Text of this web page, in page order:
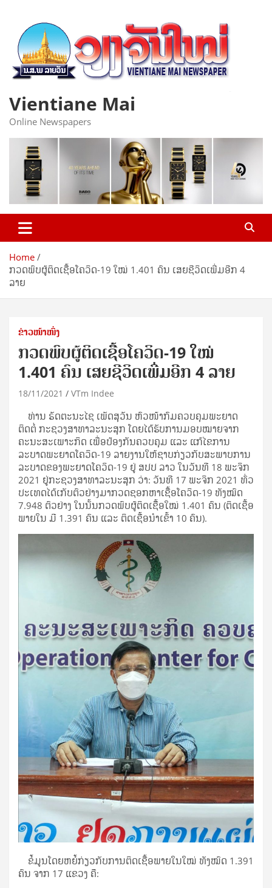
content
Vientiane Mai
Online Newspapers
Home
ກວດພົບຜູ້ຕິດເຊືື້ອໂຄວິດ-19 ໃໝ່ 1.401 ຄົນ ເສຍຊີວິດເພີ່ມອີກ 4
ລາຍ
ຂ່າວໜ້າໜຶ່ງ
ກວດພົບຜູ້ຕິດເຊືື້ອໂຄວິດ-19 ໃໝ່
1.401 ຄົນ ເສຍຊີວິດເພີ່ມອີກ 4 ລາຍ
18/11/2021 VTm Indee
ທ່ານ ຣັດຕະນະໄຊ ເພັດສຸວັນ ຫົວໜ້າກົມຄວບຄຸມພະຍາດ
ຕິດຕໍ່ ກະຊວງສາທາລະນະສຸກ ໂດຍໄດ້ຮັບການມອບໝາຍຈາກ
ຄະນະສະເພາະກິດ ເພື່ອປ້ອງກັນຄວບຄຸມ ແລະ ແກ້ໄຂການ
ລະບາດພະຍາດໂຄວິດ-19 ລາຍງານໃຫ້ຊາບກ່ຽວກັບສະພາບການ
ລະບາດຂອງພະຍາດໂຄວິດ-19 ຢູ່ ສປປ ລາວ ໃນວັນທີ 18 ພະຈິກ
2021 ຢູ່ກະຊວງສາທາລະນະສຸກ ວ່າ: ວັນທີ 17 ພະຈິກ 2021 ທົ່ວ
ປະເທດໄດ້ເກັບຕົວຢ່າງມາກວດຊອກຫາເຊືື້ອໂຄວິດ-19 ທັງໝົດ
7.948 ຕົວຢ່າງ ໃນນັ້ນກວດພົບຜູ້ຕິດເຊືື້ອໃໝ່ 1.401 ຄົນ (ຕິດເຊື້ອ
ພາຍໃນ ມີ 1.391 ຄົນ ແລະ ຕິດເຊື້ອນໍາເຂົ້າ 10 ຄົນ).
ຂໍ້ມູນໂດຍຫຍໍ້ກ່ຽວກັບການຕິດເຊືື້ອພາຍໃນໃໝ່ ທັງໝົດ 1.391
ຄົນ ຈາກ 17 ແຂວງ ຄື: